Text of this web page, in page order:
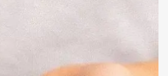
aktualią informaciją;
tačiau norite dar pasidairyti po prekių
su internetinės vaistinės komanda,
patarimą bet kuriuo klausimu;